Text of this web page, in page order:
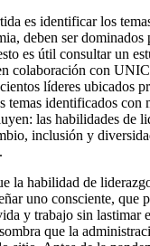
es identificar los
deben ser dominados
es útil consultar un
colaboración con
líderes ubicados
temas identificados con
las habilidades de
inclusión y
la habilidad de
uno consciente, que
y trabajo sin lastimar
que la